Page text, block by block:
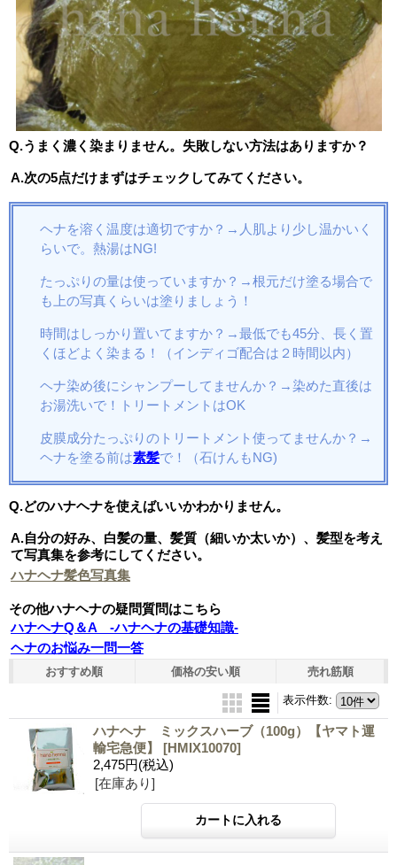
Q.うまく濃く染まりません。失敗しない方法はありますか？
A.次の5点だけまずはチェックしてみてください。
ヘナを溶く温度は適切ですか？→人肌より少し温かいく
らいで。熱湯はNG!
たっぷりの量は使っていますか？→根元だけ塗る場合で
も上の写真くらいは塗りましょう！
時間はしっかり置いてますか？→最低でも45分、長く置
くほどよく染まる！（インディゴ配合は２時間以内）
ヘナ染め後にシャンプーしてませんか？→染めた直後は
お湯洗いで！トリートメントはOK
皮膜成分たっぷりのトリートメント使ってませんか？→
ヘナを塗る前は素髪で！（石けんもNG)
Q.どのハナヘナを使えばいいかわかりません。
A.自分の好み、白髪の量、髪質（細いか太いか）、髪型を考え
て写真集を参考にしてください。
ハナヘナ髪色写真集
その他ハナヘナの疑問質問はこちら
ハナヘナQ＆A -ハナヘナの基礎知識-
ヘナのお悩み一問一答
おすすめ順 価格の安い順 売れ筋順
表示件数:
ハナヘナ ミックスハーブ（100g）【ヤマト運
輸宅急便】 [HMIX10070]
2,475円(税込)
[在庫あり]